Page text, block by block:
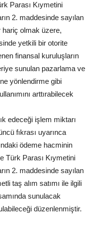
Parası Kıymetini
2. maddesinde sayılan
hariç olmak üzere,
yetkili bir otorite
finansal kuruluşların
sunulan pazarlama ve
yönlendirme gibi
arttırabilecek
edeceği işlem miktarı
fıkrası uyarınca
ödeme hacminin
Türk Parası Kıymetini
2. maddesinde sayılan
taş alım satımı ile ilgili
sunulacak
düzenlenmiştir.